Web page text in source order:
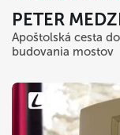
PETER
Apoštolská cesta
budovania mostov